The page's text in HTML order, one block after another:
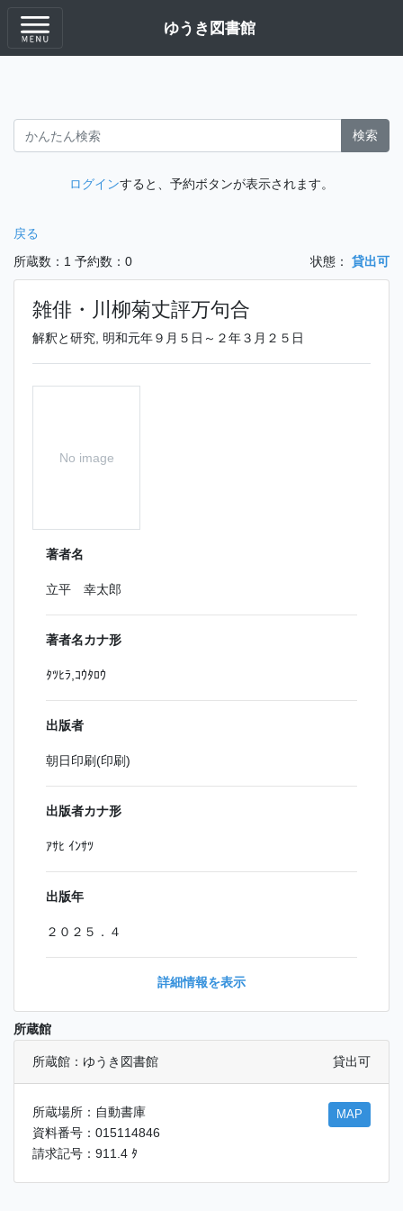
ゆうき図書館
検索
ログインすると、予約ボタンが表示されます。
戻る
所蔵数：1 予約数：0 状態： 貸出可
雑俳・川柳菊丈評万句合
解釈と研究, 明和元年９月５日～２年３月２５日
No image
著者名
立平 幸太郎
著者名カナ形
ﾀﾂﾋﾗ,ｺｳﾀﾛｳ
出版者
朝日印刷(印刷)
出版者カナ形
ｱｻﾋ ｲﾝｻﾂ
出版年
２０２５．４
詳細情報を表示
所蔵館
所蔵館：ゆうき図書館 貸出可
所蔵場所：自動書庫
資料番号：015114846
請求記号：911.4 ﾀ
MAP